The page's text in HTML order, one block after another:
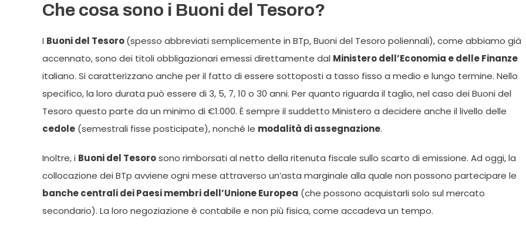
Che cosa sono i Buoni del Tesoro?
I Buoni del Tesoro(spesso abbreviati semplicemente in BTp, Buoni del Tesoro poliennali), come abbiamo già
accennato, sono dei titoli obbligazionari emessi direttamente dal Ministero dell’Economia e delle Finanze
italiano. Si caratterizzano anche per il fatto di essere sottoposti a tasso fisso a medio e lungo termine. Nello
specifico, la loro durata può essere di 3, 5, 7, 10 o 30 anni. Per quanto riguarda il taglio, nel caso dei Buoni del
Tesoro questo parte da un minimo di €1.000. È sempre il suddetto Ministero a decidere anche il livello delle
cedole (semestrali fisse posticipate), nonché le modalità di assegnazione.
Inoltre, i Buoni del Tesorosono rimborsati al netto della ritenuta fiscale sullo scarto di emissione. Ad oggi, la
collocazione dei BTp avviene ogni mese attraverso un’asta marginale alla quale non possono partecipare le
banche centrali dei Paesi membri dell’Unione Europea (che possono acquistarli solo sul mercato
secondario). La loro negoziazione è contabile e non più fisica, come accadeva un tempo.